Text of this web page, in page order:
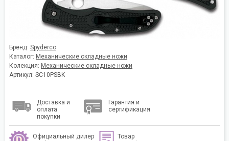
Бренд: Spyderco
Каталог: Механические складные ножи
Колекция: Механические складные ножи
Артикул: SC10PSBK
Доставка и
оплата
покупки
Гарантия и
сертификация
Официальный дилер
Товар